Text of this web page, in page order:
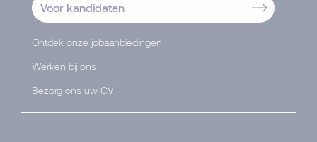
Voor kandidaten
Ontdek onze jobaanbiedingen
Werken bij ons
Bezorg ons uw CV